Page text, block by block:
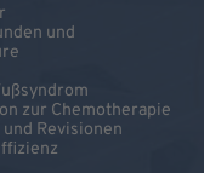
und
zur Chemotherapie
Revisionen